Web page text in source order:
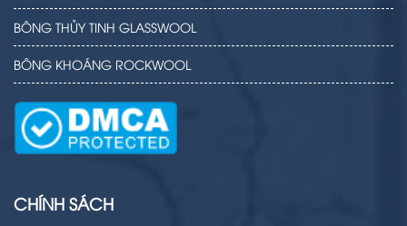
BÔNG THỦY TINH GLASSWOOL
BÔNG KHOÁNG ROCKWOOL
CHÍNH SÁCH